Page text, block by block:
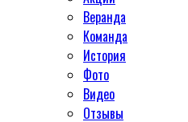
Веранда
Команда
История
Фото
Видео
Отзывы